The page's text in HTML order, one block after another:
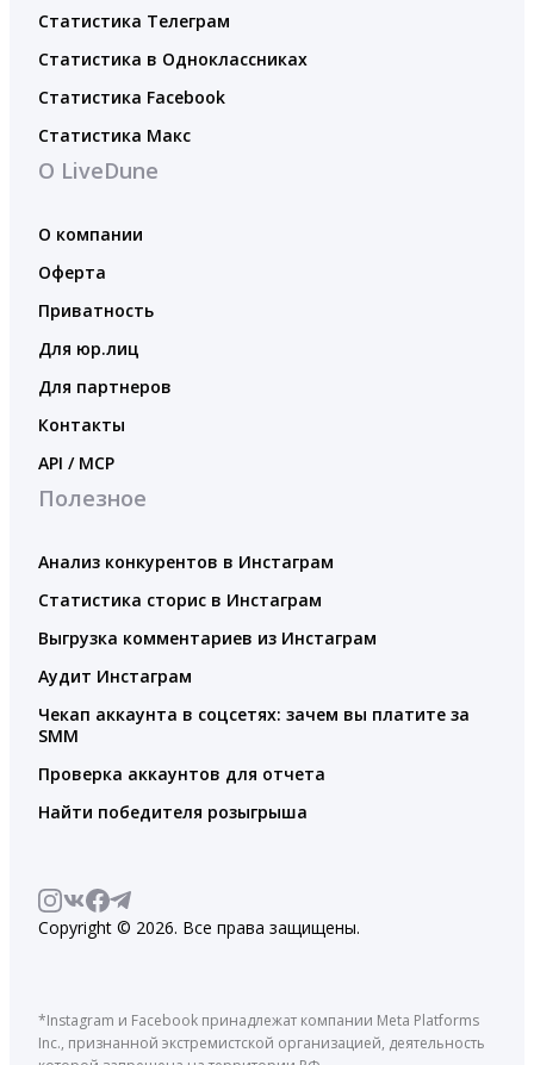
Статистика Телеграм
Статистика в Одноклассниках
Статистика Facebook
Статистика Макс
О LiveDune
О компании
Оферта
Приватность
Для юр.лиц
Для партнеров
Контакты
API / MCP
Полезное
Анализ конкурентов в Инстаграм
Статистика сторис в Инстаграм
Выгрузка комментариев из Инстаграм
Аудит Инстаграм
Чекап аккаунта в соцсетях: зачем вы платите за
SMM
Проверка аккаунтов для отчета
Найти победителя розыгрыша
Copyright © 2026. Все права защищены.
*Instagram и Facebook принадлежат компании Meta Platforms
Inc., признанной экстремистской организацией, деятельность